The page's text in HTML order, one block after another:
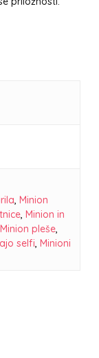
, Minion
, Minion in
Minion pleše,
selfi, Minioni